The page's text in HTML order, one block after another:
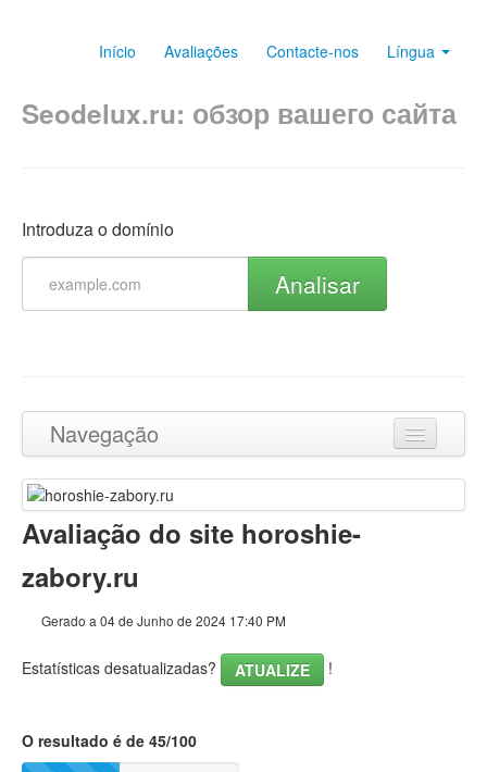
Início Avaliações Contacte-nos Língua
Seodelux.ru: обзор вашего сайта
Introduza o domínio
Analisar
Navegação
Ir para o topo
Conteúdo
Palavras-chave
Dispositivos Móveis
Avaliação do site horoshie-
zabory.ru
Gerado a 04 de Junho de 2024 17:40 PM
Estatísticas desatualizadas? ATUALIZE !
O resultado é de 45/100